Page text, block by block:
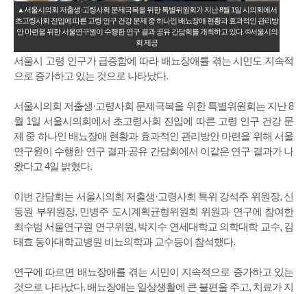
▲서울시의회 저출생·고령사회 문제극복을 위한 특별위원회가 지난 8월 1일 시의회에서
초고령사회 진입에 따른 고령 인구 건강 문제 중 하나인 배뇨장애 현황과 효과적인 관리방
안 마련을 위한 서울연구원이 수행한 연구 결과 공유 간담회를 개최하고 있다. ©서울시의
회 제공
서울시 고령 인구가 급증함에 따라 배뇨장애를 겪는 시민도 지속적
으로 증가하고 있는 것으로 나타났다.
서울시의회 저출생·고령사회 문제극복을 위한 특별위원회는 지난 8
월 1일 서울시의회에서 초고령사회 진입에 따른 고령 인구 건강 문
제 중 하나인 배뇨장애 현황과 효과적인 관리방안 마련을 위해 서울
연구원이 수행한 연구 결과 공유 간담회에서 이같은 연구 결과가 나
왔다고 4일 밝혔다.
이번 간담회는 서울시의회 저출생·고령사회 특위 강석주 위원장, 신
동원 부위원장, 민병주 도시계획균형위원회 위원과 연구에 참여한
최수범 서울연구원 연구위원, 박지수 연세대학교 의학대학 교수, 김
태효 동아대학교병원 비뇨의학과 교수등이 참석했다.
연구에 따르면 배뇨장애를 겪는 시민이 지속적으로 증가하고 있는
것으로 나타났다. 배뇨장애는 일상생활에 큰 불편을 주고, 치료가 지